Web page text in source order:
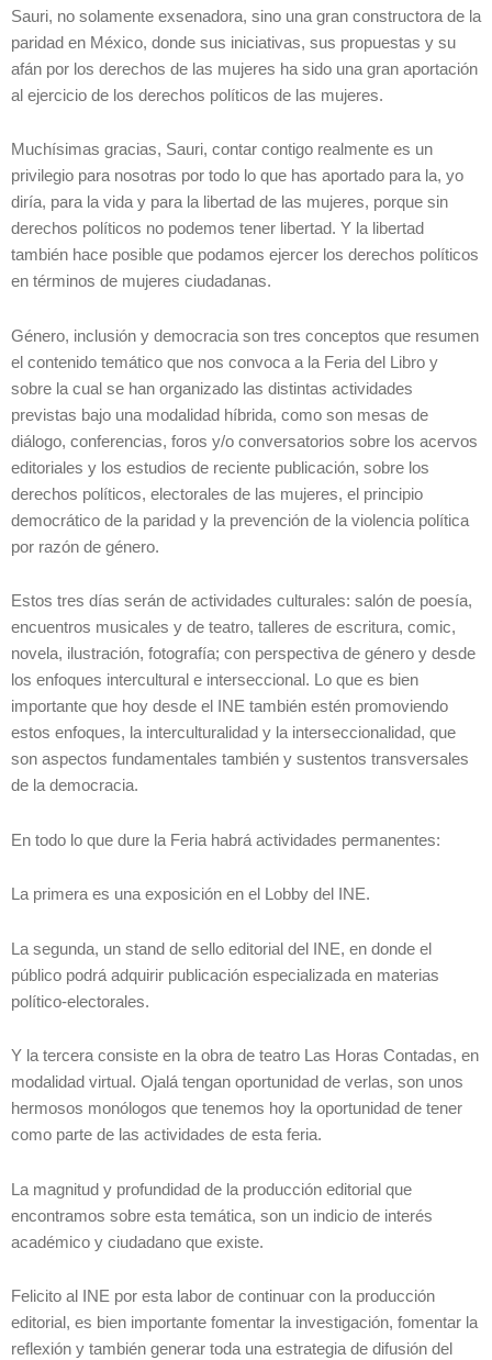
Sauri, no solamente exsenadora, sino una gran constructora de la
paridad en México, donde sus iniciativas, sus propuestas y su
afán por los derechos de las mujeres ha sido una gran aportación
al ejercicio de los derechos políticos de las mujeres.
Muchísimas gracias, Sauri, contar contigo realmente es un
privilegio para nosotras por todo lo que has aportado para la, yo
diría, para la vida y para la libertad de las mujeres, porque sin
derechos políticos no podemos tener libertad. Y la libertad
también hace posible que podamos ejercer los derechos políticos
en términos de mujeres ciudadanas.
Género, inclusión y democracia son tres conceptos que resumen
el contenido temático que nos convoca a la Feria del Libro y
sobre la cual se han organizado las distintas actividades
previstas bajo una modalidad híbrida, como son mesas de
diálogo, conferencias, foros y/o conversatorios sobre los acervos
editoriales y los estudios de reciente publicación, sobre los
derechos políticos, electorales de las mujeres, el principio
democrático de la paridad y la prevención de la violencia política
por razón de género.
Estos tres días serán de actividades culturales: salón de poesía,
encuentros musicales y de teatro, talleres de escritura, comic,
novela, ilustración, fotografía; con perspectiva de género y desde
los enfoques intercultural e interseccional. Lo que es bien
importante que hoy desde el INE también estén promoviendo
estos enfoques, la interculturalidad y la interseccionalidad, que
son aspectos fundamentales también y sustentos transversales
de la democracia.
En todo lo que dure la Feria habrá actividades permanentes:
La primera es una exposición en el Lobby del INE.
La segunda, un stand de sello editorial del INE, en donde el
público podrá adquirir publicación especializada en materias
político-electorales.
Y la tercera consiste en la obra de teatro Las Horas Contadas, en
modalidad virtual. Ojalá tengan oportunidad de verlas, son unos
hermosos monólogos que tenemos hoy la oportunidad de tener
como parte de las actividades de esta feria.
La magnitud y profundidad de la producción editorial que
encontramos sobre esta temática, son un indicio de interés
académico y ciudadano que existe.
Felicito al INE por esta labor de continuar con la producción
editorial, es bien importante fomentar la investigación, fomentar la
reflexión y también generar toda una estrategia de difusión del